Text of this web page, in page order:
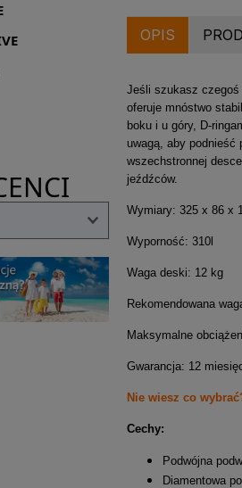
OPIS
Jeśli szukasz czegoś
oferuje mnóstwo
boku i u góry, D-
uwagą, aby podnieść
wszechstronnej
jeźdźców.
Wymiary: 325 x 86 x
Wyporność: 310l
Waga deski: 12 kg
Rekomendowana
Maksymalne
Gwarancja: 12
Nie wiesz co
Cechy:
Podwójna
Diamentowa